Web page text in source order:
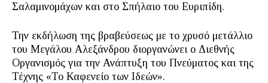
Σαλαμινομάχων και στο Σπήλαιο του Ευριπίδη.
Την εκδήλωση της βραβεύσεως με το χρυσό μετάλλιο
του Μεγάλου Αλεξάνδρου διοργανώνει ο Διεθνής
Οργανισμός για την Ανάπτυξη του Πνεύματος και της
Τέχνης «Το Καφενείο των Ιδεών».